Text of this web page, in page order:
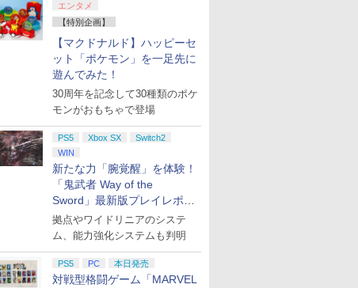
ップ
エンタメ
【特別企画】
【マクドナルド】ハッピーセ
ット「ポケモン」を一足先に
遊んでみた！
30周年を記念して30種類のポケ
モンがおもちゃで登場
PS5 Xbox SX
Switch2
WIN
新たな力「腕覚醒」を体験！
「鬼武者 Way of the
Sword」最新版プレイレポー
ト
拠点やワイドリニアのシステ
ム、能力強化システムも判明
PS5 PC 本日発売
対戦型格闘ゲーム「MARVEL